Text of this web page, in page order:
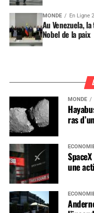
MONDE En Ligne
Au Venezuela,
Nobel de la paix
MONDE
ras
une